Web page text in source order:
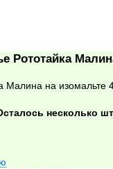
Рототайка
Малина на изомальте
несколько